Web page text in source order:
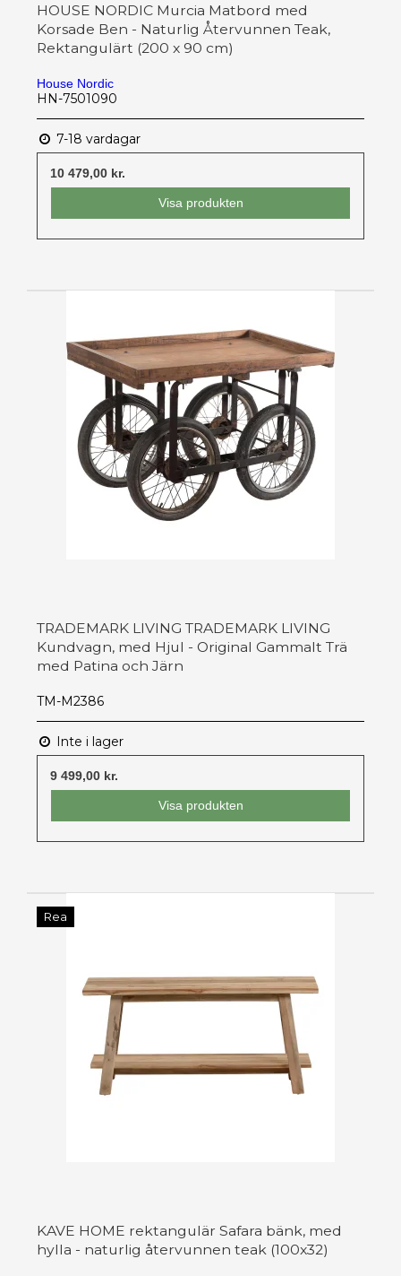
HOUSE NORDIC Murcia Matbord med
Korsade Ben - Naturlig Återvunnen Teak,
Rektangulärt (200 x 90 cm)
House Nordic
HN-7501090
7-18 vardagar
10 479,00 kr.
Visa produkten
TRADEMARK LIVING TRADEMARK LIVING
Kundvagn, med Hjul - Original Gammalt Trä
med Patina och Järn
TM-M2386
Inte i lager
9 499,00 kr.
Visa produkten
Rea
KAVE HOME rektangulär Safara bänk, med
hylla - naturlig återvunnen teak (100x32)